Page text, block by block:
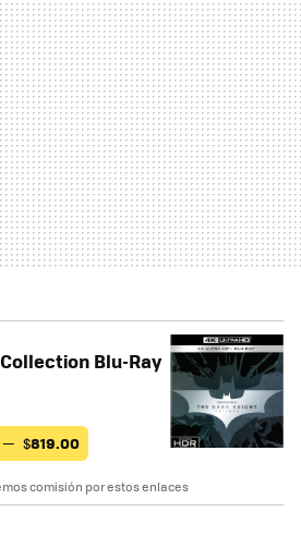
Blu-Ray
— $819.00
comisión por estos enlaces